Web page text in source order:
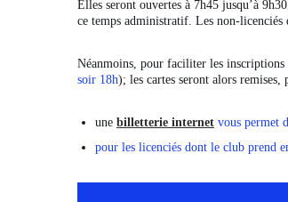
Elles seront ouvertes à 7h45 jusqu’à
ce temps administratif. Les non-
Néanmoins, pour faciliter les
soir 18h); les cartes seront alors remises,
une billetterie internet vous permet
pour les licenciés dont le club prend